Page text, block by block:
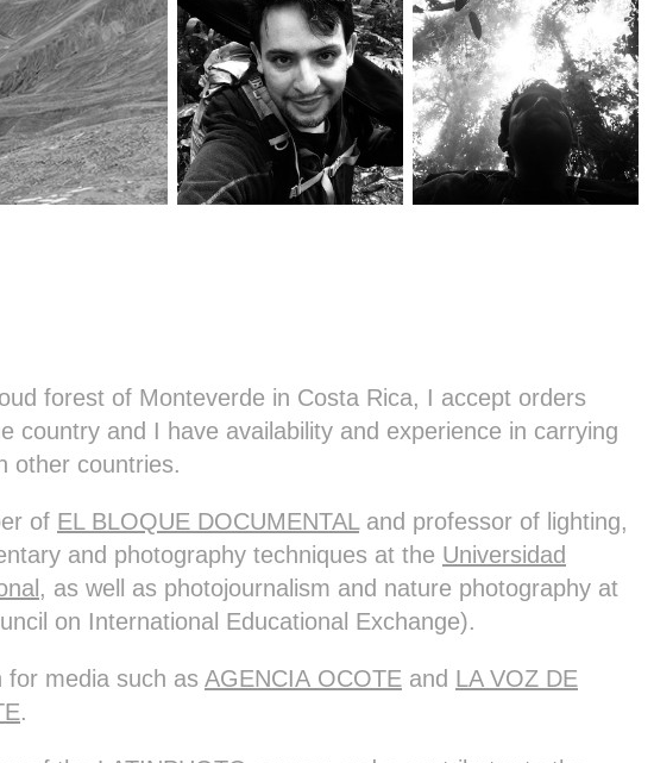
forest of Monteverde in Costa Rica, I accept orders
country and I have availability and experience in carrying
other countries.
of EL BLOQUE DOCUMENTALand professor of lighting,
and photography techniques at the Universidad
, as well as photojournalism and nature photography at
on International Educational Exchange).
for media such as AGENCIA OCOTE and LA VOZ DE
.